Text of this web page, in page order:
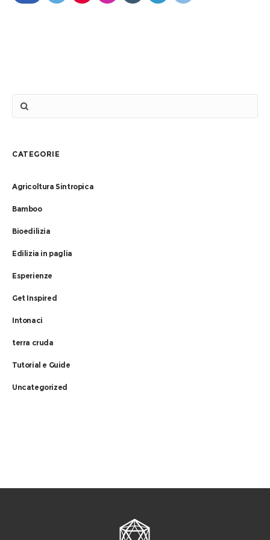
CATEGORIE
Agricoltura Sintropica
Bamboo
Bioedilizia
Edilizia in paglia
Esperienze
Get Inspired
Intonaci
terra cruda
Tutorial e Guide
Uncategorized